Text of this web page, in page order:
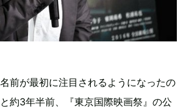
前が最初に注目されるようになったの
約3年半前、『東京国際映画祭』の公